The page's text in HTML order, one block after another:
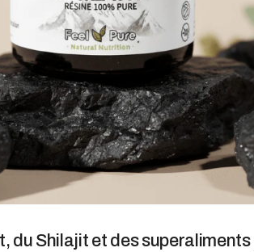
du Shilajit et des